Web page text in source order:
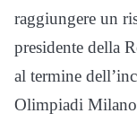
raggiungere un
presidente della
al termine
Olimpiadi